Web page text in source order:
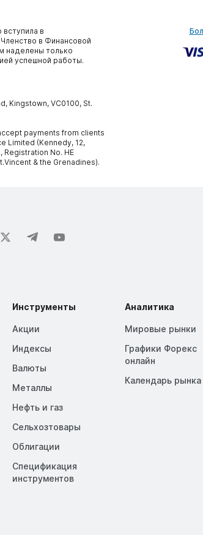
в
в Финансовой
наделены только
успешной работы.
Kingstown, VC0100, St.
payments from clients
Limited (Kennedy, 12,
Registration No. HE
& the Grenadines).
Инструменты
Акции
Индексы
Валюты
Металлы
Нефть и газ
Сельхозтовары
Облигации
Спецификация
инструментов
Аналитика
Мировые рынки
Графики Форекс
онлайн
Календарь рынка